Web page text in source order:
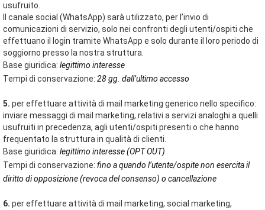
usufruito.
Il canale social (WhatsApp) sarà utilizzato, per l’invio di
comunicazioni di servizio, solo nei confronti degli utenti/ospiti che
effettuano il login tramite WhatsApp e solo durante il loro periodo di
soggiorno presso la nostra struttura.
Base giuridica: legittimo interesse
Tempi di conservazione: 28 gg. dall’ultimo accesso
5. per effettuare attività di mail marketing generico nello specifico:
inviare messaggi di mail marketing, relativi a servizi analoghi a quelli
usufruiti in precedenza, agli utenti/ospiti presenti o che hanno
frequentato la struttura in qualità di clienti.
Base giuridica: legittimo interesse (OPT OUT)
Tempi di conservazione: fino a quando l’utente/ospite non esercita il
diritto di opposizione (revoca del consenso) o cancellazione
6. per effettuare attività di mail marketing, social marketing,